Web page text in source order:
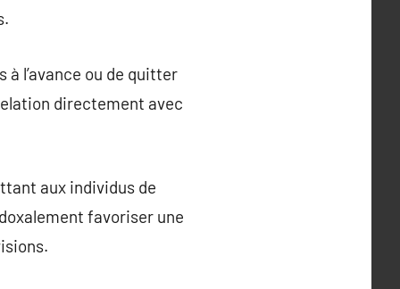
à l’avance ou de quitter
directement avec
aux individus de
favoriser une